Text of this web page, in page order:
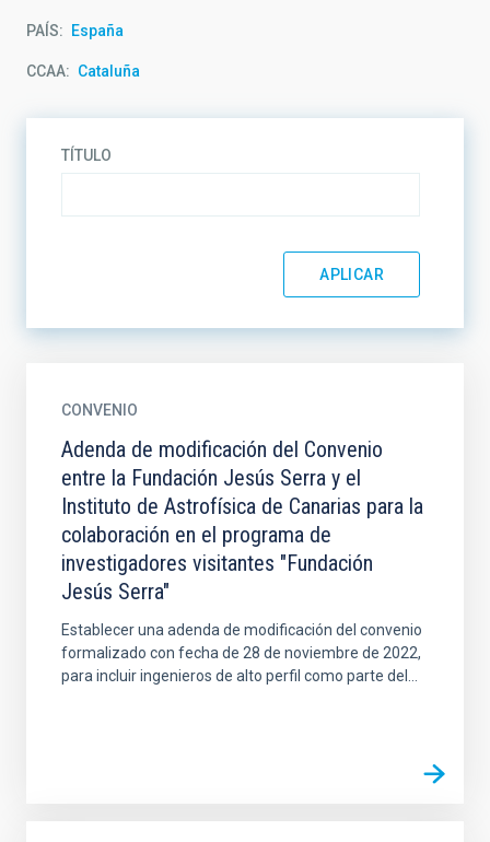
PAÍS España
CCAA Cataluña
TÍTULO
CONVENIO
Adenda de modificación del Convenio
entre la Fundación Jesús Serra y el
Instituto de Astrofísica de Canarias para la
colaboración en el programa de
investigadores visitantes "Fundación
Jesús Serra"
Establecer una adenda de modificación del convenio
formalizado con fecha de 28 de noviembre de 2022,
para incluir ingenieros de alto perfil como parte del...